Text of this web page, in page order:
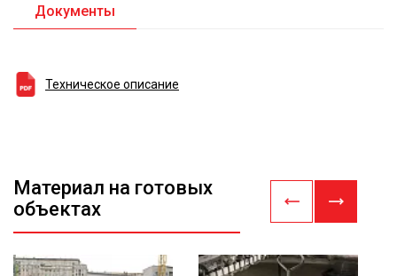
Документы
Техническое описание
Материал на готовых
объектах